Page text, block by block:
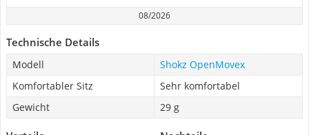
08/2026
Technische Details
Modell
Shokz OpenMovex
Komfortabler Sitz
Sehr komfortabel
Gewicht
29 g